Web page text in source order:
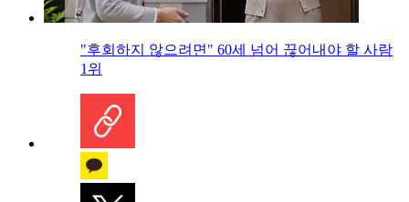
"후회하지 않으려면" 60세 넘어 끊어내야 할 사람
1위